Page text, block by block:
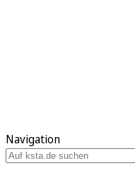
Navigation